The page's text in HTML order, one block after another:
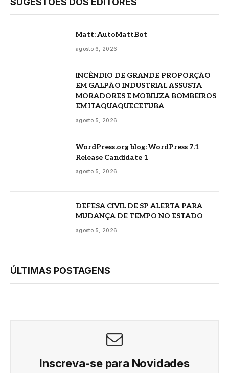
Matt: AutoMattBot
agosto 6, 2026
INCÊNDIO DE GRANDE PROPORÇÃO
EM GALPÃO INDUSTRIAL ASSUSTA
MORADORES E MOBILIZA BOMBEIROS
EM ITAQUAQUECETUBA
agosto 5, 2026
WordPress.org blog: WordPress 7.1
Release Candidate 1
agosto 5, 2026
DEFESA CIVIL DE SP ALERTA PARA
MUDANÇA DE TEMPO NO ESTADO
agosto 5, 2026
ÚLTIMAS POSTAGENS
Inscreva-se para Novidades